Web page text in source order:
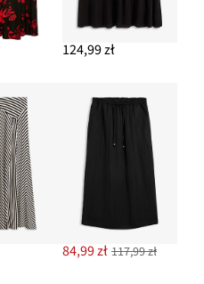
124,99 zł
84,99 zł 117,99 zł